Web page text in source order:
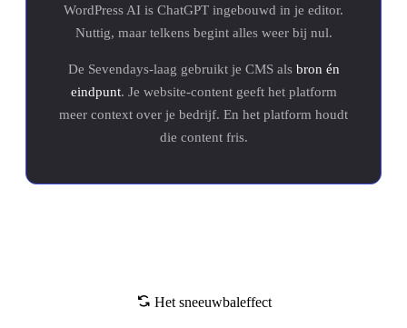
WordPress AI is ChatGPT ingebouwd in je editor.
Nuttig, maar telkens begint alles weer bij nul.
De Sevendays-laag gebruikt je CMS als bron én
eindpunt. Je website-content geeft het platform
meer context over je bedrijf. En het platform houdt
die content fris.
Het sneeuwbaleffect